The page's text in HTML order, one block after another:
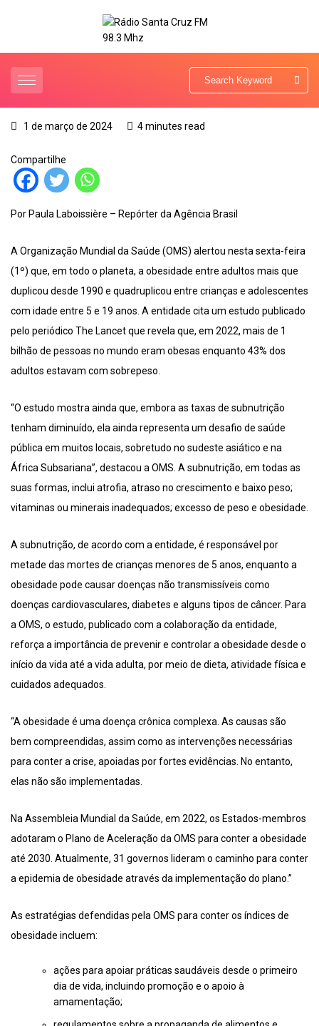
1 de março de 2024 4 minutes read
Compartilhe
Por Paula Laboissière – Repórter da Agência Brasil
A Organização Mundial da Saúde (OMS) alertou nesta sexta-feira
(1º) que, em todo o planeta, a obesidade entre adultos mais que
duplicou desde 1990 e quadruplicou entre crianças e adolescentes
com idade entre 5 e 19 anos. A entidade cita um estudo publicado
pelo periódico The Lancet que revela que, em 2022, mais de 1
bilhão de pessoas no mundo eram obesas enquanto 43% dos
adultos estavam com sobrepeso.
“O estudo mostra ainda que, embora as taxas de subnutrição
tenham diminuído, ela ainda representa um desafio de saúde
pública em muitos locais, sobretudo no sudeste asiático e na
África Subsariana”, destacou a OMS. A subnutrição, em todas as
suas formas, inclui atrofia, atraso no crescimento e baixo peso;
vitaminas ou minerais inadequados; excesso de peso e obesidade.
A subnutrição, de acordo com a entidade, é responsável por
metade das mortes de crianças menores de 5 anos, enquanto a
obesidade pode causar doenças não transmissíveis como
doenças cardiovasculares, diabetes e alguns tipos de câncer. Para
a OMS, o estudo, publicado com a colaboração da entidade,
reforça a importância de prevenir e controlar a obesidade desde o
início da vida até a vida adulta, por meio de dieta, atividade física e
cuidados adequados.
“A obesidade é uma doença crônica complexa. As causas são
bem compreendidas, assim como as intervenções necessárias
para conter a crise, apoiadas por fortes evidências. No entanto,
elas não são implementadas.
Na Assembleia Mundial da Saúde, em 2022, os Estados-membros
adotaram o Plano de Aceleração da OMS para conter a obesidade
até 2030. Atualmente, 31 governos lideram o caminho para conter
a epidemia de obesidade através da implementação do plano.”
As estratégias defendidas pela OMS para conter os índices de
obesidade incluem:
ações para apoiar práticas saudáveis ​​desde o primeiro
dia de vida, incluindo promoção e o apoio à
amamentação;